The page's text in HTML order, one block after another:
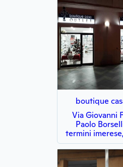
boutique
Via Giovanni
Paolo
termini